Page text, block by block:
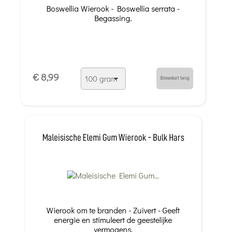
Boswellia Wierook - Boswellia serrata -
Begassing.
€ 8,99 Binnenkort terug
Maleisische Elemi Gum Wierook - Bulk Hars
Wierook om te branden - Zuivert - Geeft
energie en stimuleert de geestelijke
vermogens.